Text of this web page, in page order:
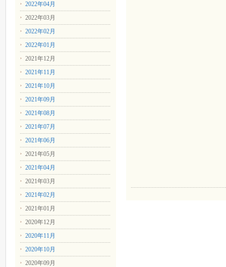
2022年04月
2022年03月
2022年02月
2022年01月
2021年12月
2021年11月
2021年10月
2021年09月
2021年08月
2021年07月
2021年06月
2021年05月
2021年04月
2021年03月
2021年02月
2021年01月
2020年12月
2020年11月
2020年10月
2020年09月